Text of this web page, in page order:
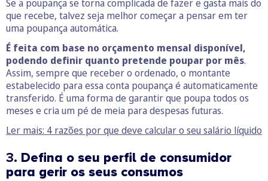
Se a poupança se torna complicada de fazer e gasta mais do
que recebe, talvez seja melhor começar a pensar em ter
uma poupança automática.
É feita com base no orçamento mensal disponível,
podendo definir quanto pretende poupar por mês.
Assim, sempre que receber o ordenado, o montante
estabelecido para essa conta poupança é automaticamente
transferido. É uma forma de garantir que poupa todos os
meses e cria um pé de meia para despesas futuras.
Ler mais: 4 razões por que deve calcular o seu salário líquido
3. Defina o seu perfil de consumidor
para gerir os seus consumos